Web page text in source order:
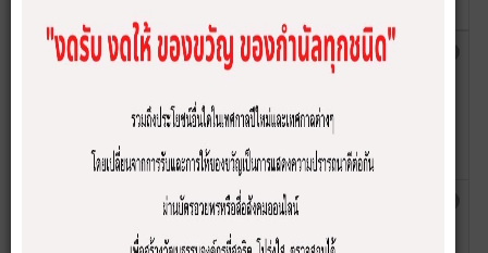
กิจกรรมกำหนดมาตรการใน
27
พฤษภาคม
เขียน
โดย เจ้า
ประจำ
ศูนย์
ศปท.ปศ.
กิจกรรมการป้องกันการทุจริต
และผลประโยชน์ทับซ้อนผ่าน
ช่องทางการสื่อสารระหว่าง
27
พฤษภาคม
2563
หน้าที่